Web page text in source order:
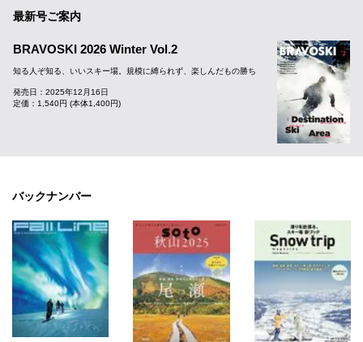
最新号ご案内
BRAVOSKI 2026 Winter Vol.2
知る人ぞ知る、いいスキー場。規模に縛られず、楽しんだもの勝ち
発売日：2025年12月16日
定価：1,540円 (本体1,400円)
バックナンバー